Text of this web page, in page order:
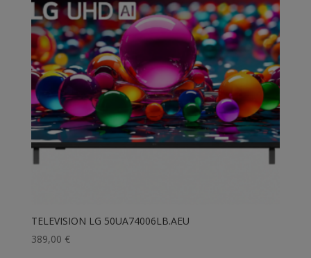
TELEVISION LG 50UA74006LB.AEU
389,00 €